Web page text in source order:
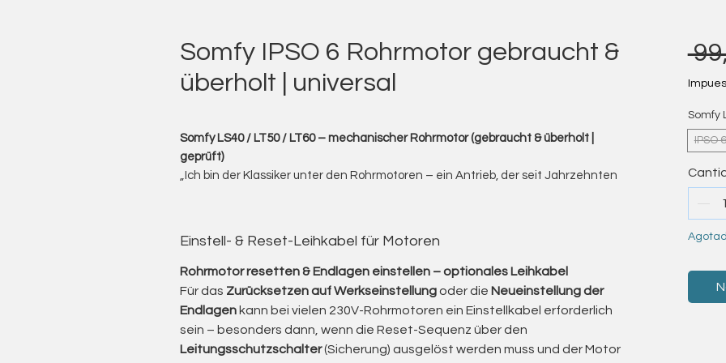
Somfy IPSO 6 Rohrmotor gebraucht &
überholt | universal
Somfy LS40 / LT50 / LT60 – mechanischer Rohrmotor (gebraucht & überholt |
geprüft)
„Ich bin der Klassiker unter den Rohrmotoren – ein Antrieb, der seit Jahrzehnten
Diese Motoren zeichnen sich durch ihre außergewöhnliche Langlebigkeit,
Robustheit und Wartungsfreundlichkeit aus.
Die älteren LS-Modelle (LS 50 / LS 60) sind bis heute in unzähligen Anlagen im
Einsatz – ein Zeichen für ihre technische Qualität.
Nach einer sorgfältigen Überholung in meinem eingetragenen
Handwerksbetrieb leisten sie weiterhin zuverlässige Arbeit, ohne dass hohe
Einstell- & Reset-Leihkabel für Motoren
Rohrmotor resetten & Endlagen einstellen – optionales Leihkabel
Für das Zurücksetzen auf Werkseinstellungoder die Neueinstellung der
Endlagenkann bei vielen 230V-Rohrmotoren ein Einstellkabel erforderlich
sein – besonders dann, wenn die Reset-Sequenz über den
Leitungsschutzschalter(Sicherung) ausgelöst werden muss und der Motor
Somfy
IPSO 6